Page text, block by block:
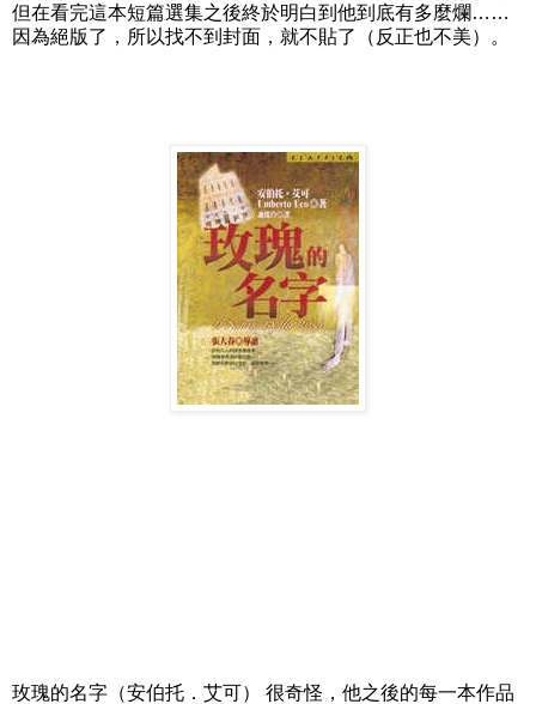
但在看完這本短篇選集之後終於明白到他到底有多麼爛……
因為絕版了，所以找不到封面，就不貼了（反正也不美）。
玫瑰的名字（安伯托．艾可） 很奇怪，他之後的每一本作品